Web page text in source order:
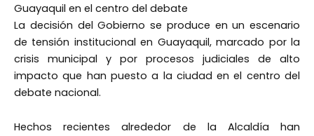
Guayaquil en el centro del debate
La decisión del Gobierno se produce en un escenario
de tensión institucional en Guayaquil, marcado por la
crisis municipal y por procesos judiciales de alto
impacto que han puesto a la ciudad en el centro del
debate nacional.
Hechos recientes alrededor de la Alcaldía han